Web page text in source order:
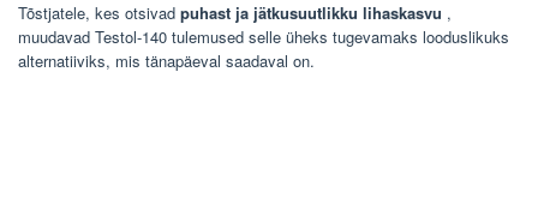
Tõstjatele, kes otsivad puhast ja jätkusuutlikku lihaskasvu ,
muudavad Testol-140 tulemused selle üheks tugevamaks looduslikuks
alternatiiviks, mis tänapäeval saadaval on.